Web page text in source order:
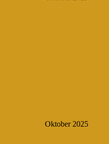
Oktober 2025